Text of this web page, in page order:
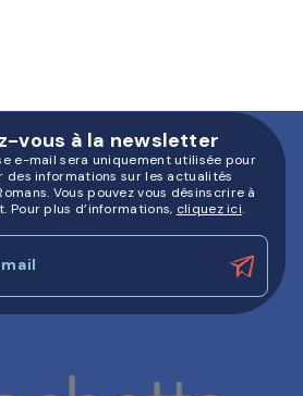
vous à la newsletter
e-mail sera uniquement utilisée pour
des informations sur les actualités
Vous pouvez vous désinscrire à
Pour plus d’informations, cliquez ici.